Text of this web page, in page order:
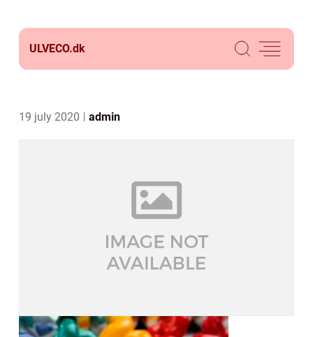
ULVECO.dk
19 july 2020 admin